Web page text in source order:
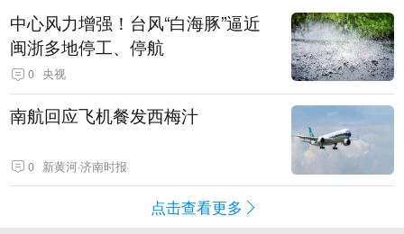
中心风力增强！台风“白海豚”逼近
闽浙多地停工、停航
0 央视
南航回应飞机餐发西梅汁
0 新黄河·济南时报
点击查看更多